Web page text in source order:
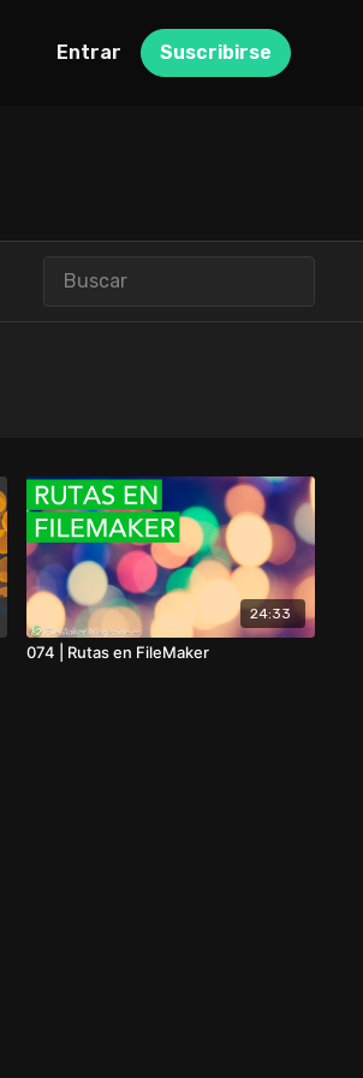
Entrar Suscribirse
24:33
074 | Rutas en FileMaker